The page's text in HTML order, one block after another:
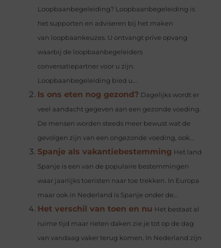
Loopbaanbegeleiding? Loopbaanbegeleiding is
het supporten en adviseren bij het maken
van loopbaankeuzes. U ontvangt prive opvang
waarbij de loopbaanbegeleiders
conversatiepartner voor u zijn.
Loopbaanbegeleiding bied u...
Is ons eten nog gezond? Dagelijks wordt er
veel aandacht gegeven aan een gezonde voeding.
De mensen worden steeds meer bewust wat de
gevolgen zijn van een ongezonde voeding, ook...
Spanje als vakantiebestemming Het land
Spanje is een van de populaire bestemmingen
waar jaarlijks toeristen naar toe trekken. In Europa
maar ook in Nederland is Spanje onder de...
Het verschil van toen en nu Het bestaat al
ruime tijd maar rieten daken zie je tot op de dag
van vandaag vaker terug komen. In Nederland zijn